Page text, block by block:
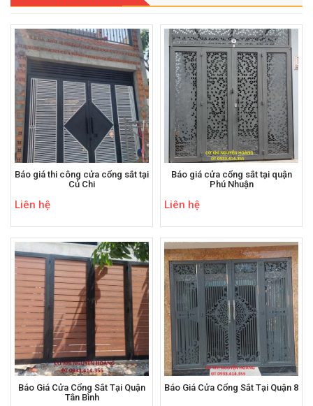
Báo giá thi công cửa cổng sắt tại
Củ Chi
Liên hệ
Báo giá cửa cổng sắt tại quận
Phú Nhuận
Liên hệ
Báo Giá Cửa Cổng Sắt Tại Quận
Tân Bình
Báo Giá Cửa Cổng Sắt Tại Quận 8